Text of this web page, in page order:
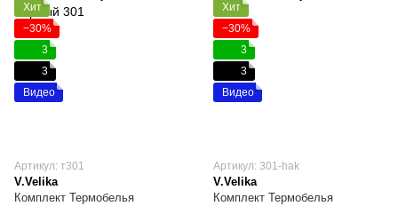
Хит
−30%
3
3
Видео
Артикул: т301
V.Velika
Комплект Термобелья
Хит
−30%
3
3
Видео
Артикул: 301-hak
V.Velika
Комплект Термобелья